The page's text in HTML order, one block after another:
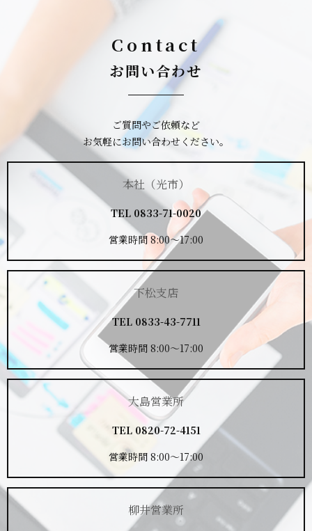
Contact
お問い合わせ
ご質問やご依頼など
お気軽にお問い合わせください。
本社（光市）
TEL 0833-71-0020
営業時間 8:00～17:00
下松支店
TEL 0833-43-7711
営業時間 8:00～17:00
大島営業所
TEL 0820-72-4151
営業時間 8:00～17:00
柳井営業所